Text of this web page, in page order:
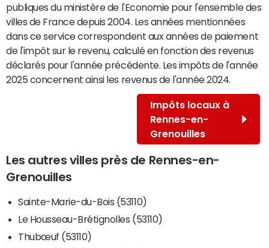
publiques du ministère de l'Economie pour l'ensemble des
villes de France depuis 2004. Les années mentionnées
dans ce service correspondent aux années de paiement
de l'impôt sur le revenu, calculé en fonction des revenus
déclarés pour l'année précédente. Les impôts de l'année
2025 concernent ainsi les revenus de l'année 2024.
Impôts locaux à
Rennes-en-
Grenouilles
Les autres villes près de Rennes-en-
Grenouilles
Sainte-Marie-du-Bois (53110)
Le Housseau-Brétignolles (53110)
Thubœuf (53110)